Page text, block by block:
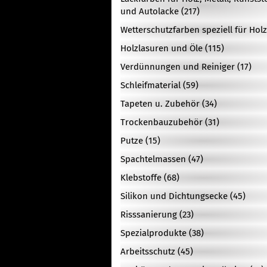
und Autolacke (217)
Wetterschutzfarben speziell für
Holzlasuren und Öle (115)
Verdünnungen und Reiniger (17)
Schleifmaterial (59)
Tapeten u. Zubehör (34)
Trockenbauzubehör (31)
Putze (15)
Spachtelmassen (47)
Klebstoffe (68)
Silikon und Dichtungsecke (45)
Risssanierung (23)
Spezialprodukte (38)
Arbeitsschutz (45)